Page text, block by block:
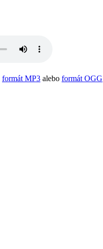
formát MP3 alebo formát OGG